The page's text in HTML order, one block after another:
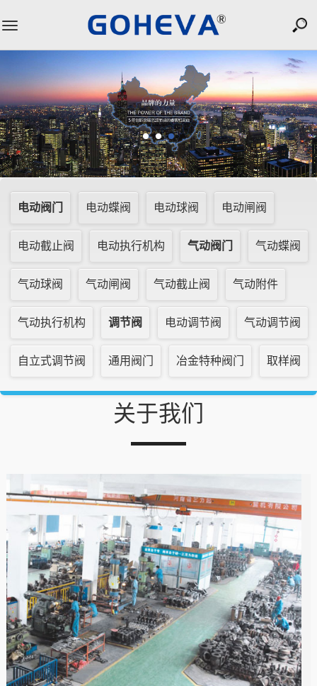
Toggle
1 2 3
电动阀门 电动蝶阀 电动球阀 电动闸阀
电动截止阀 电动执行机构 气动阀门 气动蝶阀
气动球阀 气动闸阀 气动截止阀 气动附件
气动执行机构 调节阀 电动调节阀 气动调节阀
自立式调节阀 通用阀门 冶金特种阀门 取样阀
关于我们